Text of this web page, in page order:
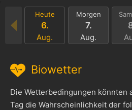
Heute
6.
Aug.
Morgen
7.
Aug.
Biowetter
Die Wetterbedingungen könnten
Tag die Wahrscheinlichkeit der